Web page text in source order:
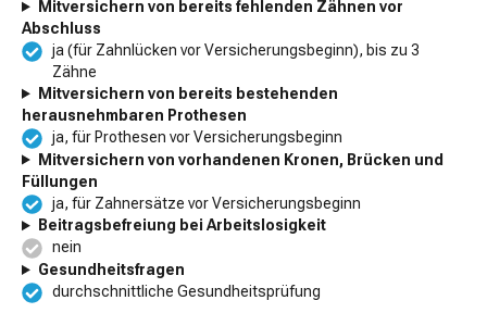
Mitversichern von bereits fehlenden Zähnen vor
Abschluss
ja (für Zahnlücken vor Versicherungsbeginn), bis zu 3
Zähne
Mitversichern von bereits bestehenden
herausnehmbaren Prothesen
ja, für Prothesen vor Versicherungsbeginn
Mitversichern von vorhandenen Kronen, Brücken und
Füllungen
ja, für Zahnersätze vor Versicherungsbeginn
Beitragsbefreiung bei Arbeitslosigkeit
nein
Gesundheitsfragen
durchschnittliche Gesundheitsprüfung